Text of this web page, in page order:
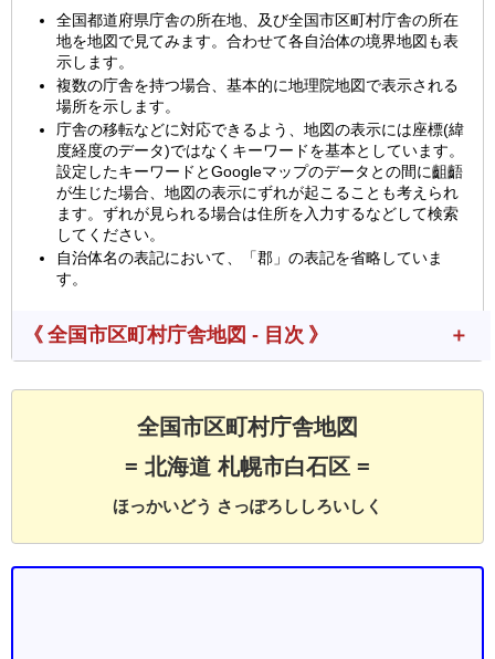
全国都道府県庁舎の所在地、及び全国市区町村庁舎の所在
地を地図で見てみます。合わせて各自治体の境界地図も表
示します。
複数の庁舎を持つ場合、基本的に地理院地図で表示される
場所を示します。
庁舎の移転などに対応できるよう、地図の表示には座標(緯
度経度のデータ)ではなくキーワードを基本としています。
設定したキーワードとGoogleマップのデータとの間に齟齬
が生じた場合、地図の表示にずれが起こることも考えられ
ます。ずれが見られる場合は住所を入力するなどして検索
してください。
自治体名の表記において、「郡」の表記を省略していま
す。
《 全国市区町村庁舎地図 - 目次 》
全国市区町村庁舎地図
= 北海道 札幌市白石区 =
ほっかいどう さっぽろししろいしく